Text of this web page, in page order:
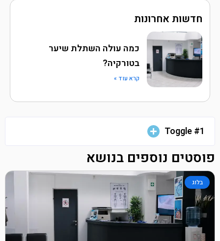
חדשות אחרונות
כמה עולה השתלת שיער
בטורקיה?
קרא עוד »
Toggle #1
פוסטים נוספים בנושא
בלוג